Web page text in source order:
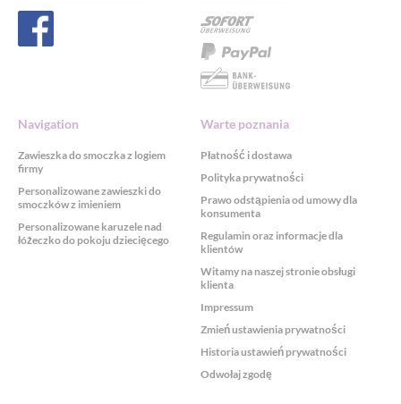
Navigation
Zawieszka do smoczka z logiem
firmy
Personalizowane zawieszki do
smoczków z imieniem
Personalizowane karuzele nad
łóżeczko do pokoju dziecięcego
Warte poznania
Płatność i dostawa
Polityka prywatności
Prawo odstąpienia od umowy dla
konsumenta
Regulamin oraz informacje dla
klientów
Witamy na naszej stronie obsługi
klienta
Impressum
Zmień ustawienia prywatności
Historia ustawień prywatności
Odwołaj zgodę